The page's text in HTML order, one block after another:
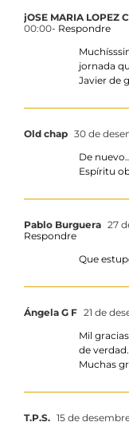
jOSE MARIA LOPEZ
00:00- Respondre
jornada
Javier de
Old chap 30 de
De
Espíritu
Pablo Burguera 27
Respondre
Que
Ángela G F 21 de
Mil
de verdad.
Muchas
T.P.S. 15 de